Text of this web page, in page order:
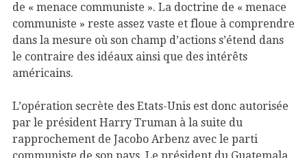
de « menace communiste ». La doctrine de « menace
communiste » reste assez vaste et floue à comprendre
dans la mesure où son champ d’actions s’étend dans
le contraire des idéaux ainsi que des intérêts
américains.
L’opération secrète des Etats-Unis est donc autorisée
par le président Harry Truman à la suite du
rapprochement de Jacobo Arbenz avec le parti